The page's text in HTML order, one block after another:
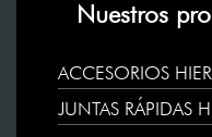
Nuestros
ACCESORIOS
JUNTAS RÁPIDAS